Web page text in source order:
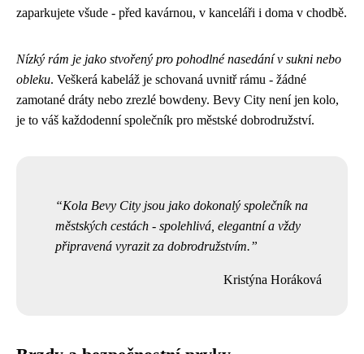
zaparkujete všude - před kavárnou, v kanceláři i doma v chodbě.
Nízký rám je jako stvořený pro pohodlné nasedání v sukni nebo
obleku. Veškerá kabeláž je schovaná uvnitř rámu - žádné
zamotané dráty nebo zrezlé bowdeny. Bevy City není jen kolo,
je to váš každodenní společník pro městské dobrodružství.
Kola Bevy City jsou jako dokonalý společník na
městských cestách - spolehlivá, elegantní a vždy
připravená vyrazit za dobrodružstvím.
Kristýna Horáková